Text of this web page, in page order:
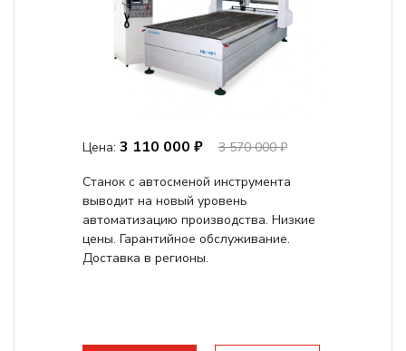
Цена: 3 110 000 ₽
3 570 000 ₽
Станок с автосменой инструмента
выводит на новый уровень
автоматизацию производства. Низкие
цены. Гарантийное обслуживание.
Доставка в регионы.